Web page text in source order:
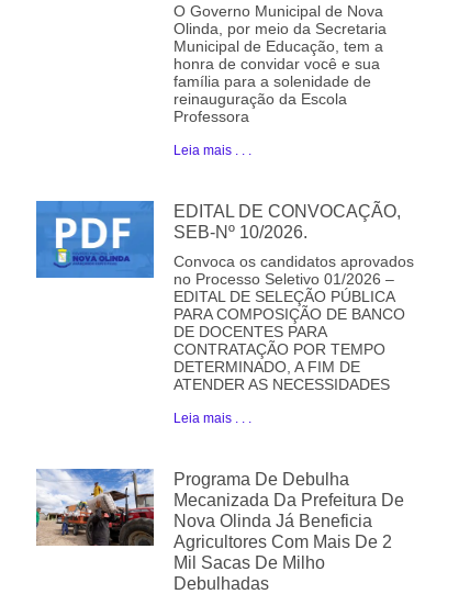
O Governo Municipal de Nova
Olinda, por meio da Secretaria
Municipal de Educação, tem a
honra de convidar você e sua
família para a solenidade de
reinauguração da Escola
Professora
Leia mais . . .
EDITAL DE CONVOCAÇÃO,
SEB-Nº 10/2026.
Convoca os candidatos aprovados
no Processo Seletivo 01/2026 –
EDITAL DE SELEÇÃO PÚBLICA
PARA COMPOSIÇÃO DE BANCO
DE DOCENTES PARA
CONTRATAÇÃO POR TEMPO
DETERMINADO, A FIM DE
ATENDER AS NECESSIDADES
Leia mais . . .
Programa De Debulha
Mecanizada Da Prefeitura De
Nova Olinda Já Beneficia
Agricultores Com Mais De 2
Mil Sacas De Milho
Debulhadas